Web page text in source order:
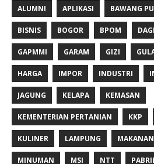
ALUMNI APLIKASI BAWANG
BISNIS BOGOR BPOM
GAPMMI GARAM GIZI
HARGA IMPOR INDUSTRI
JAGUNG KELAPA KEMASAN
KEMENTERIAN PERTANIAN KKP
KULINER LAMPUNG MAKANAN
MINUMAN MSI NTT